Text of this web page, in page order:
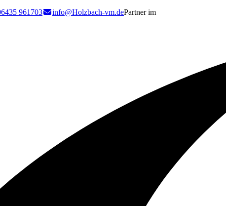
961703 info@Holzbach-vm.dePartner im